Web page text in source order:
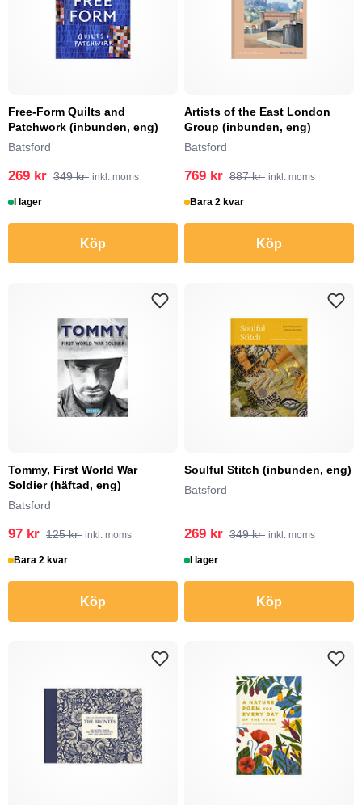
Free-Form Quilts and
Patchwork (inbunden, eng)
Batsford
269 kr 349 kr inkl. moms
I lager
Köp
Artists of the East London
Group (inbunden, eng)
Batsford
769 kr 887 kr inkl. moms
Bara 2 kvar
Köp
Tommy, First World War
Soldier (häftad, eng)
Batsford
97 kr 125 kr inkl. moms
Bara 2 kvar
Köp
Soulful Stitch (inbunden, eng)
Batsford
269 kr 349 kr inkl. moms
I lager
Köp